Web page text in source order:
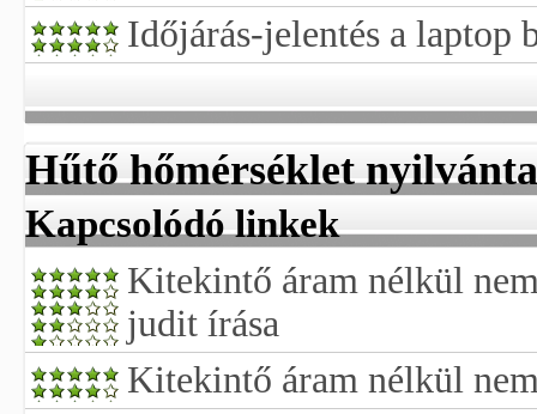
Időjárás-jelentés a laptop
Hűtő hőmérséklet
Kapcsolódó linkek
Kitekintő áram nélkül
judit írása
Kitekintő áram nélkül